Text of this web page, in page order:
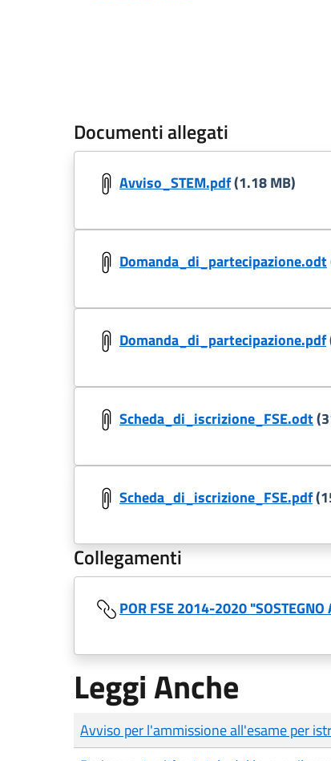
Documenti allegati
Avviso_STEM.pdf(1.18 MB)
Domanda_di_partecipazione.odt
Domanda_di_partecipazione.pdf
Scheda_di_iscrizione_FSE.odt
Scheda_di_iscrizione_FSE.pdf
Collegamenti
POR FSE 2014-2020 "SOSTEGNO
Leggi Anche
Avviso per l'ammissione all'esame per